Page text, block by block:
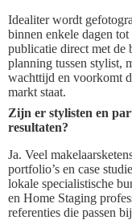
Idealiter wordt
binnen enkele dagen
publicatie direct met de
planning tussen stylist,
wachttijd en voorkomt
markt staat.
Zijn er stylisten en
resultaten?
Ja. Veel
portfolio’s en case
lokale specialistische
en Home Staging
referenties die passen